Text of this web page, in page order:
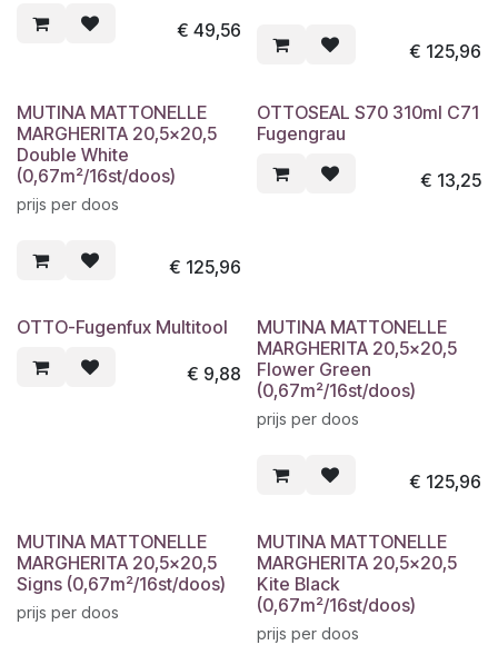
€ 49,56
€ 125,96
MUTINA MATTONELLE
MARGHERITA 20,5x20,5
Double White
(0,67m²/16st/doos)
prijs per doos
€ 125,96
OTTOSEAL S70 310ml C71
Fugengrau
€ 13,25
OTTO-Fugenfux Multitool
€ 9,88
MUTINA MATTONELLE
MARGHERITA 20,5x20,5
Flower Green
(0,67m²/16st/doos)
prijs per doos
€ 125,96
MUTINA MATTONELLE
MARGHERITA 20,5x20,5
Signs (0,67m²/16st/doos)
prijs per doos
MUTINA MATTONELLE
MARGHERITA 20,5x20,5
Kite Black
(0,67m²/16st/doos)
prijs per doos